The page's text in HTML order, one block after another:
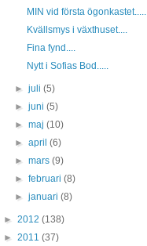
MIN vid första ögonkastet.....
Kvällsmys i växthuset....
Fina fynd....
Nytt i Sofias Bod.....
►juli(5)
►juni(5)
►maj(10)
►april(6)
►mars(9)
►februari(8)
►januari(8)
► 2012 (138)
► 2011 (37)